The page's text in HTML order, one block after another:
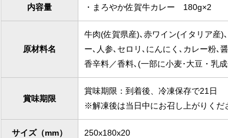
内容量 ・まろやか佐賀牛カレー 180g×2
原材料名
牛肉(佐賀県産)､赤ワイン(イタリア産)
ー､人参､セロリ､にんにく､カレー粉､
香辛料／香料､(一部に小麦･大豆・乳
賞味期限
賞味期限：到着後、冷凍保存で21日
※解凍後は当日中にお召し上がりくだ
サイズ（mm） 250x180x20